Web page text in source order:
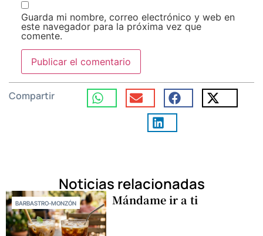
Guarda mi nombre, correo electrónico y web en
este navegador para la próxima vez que
comente.
Compartir
Noticias relacionadas
BARBASTRO-MONZÓN Mándame ir a ti